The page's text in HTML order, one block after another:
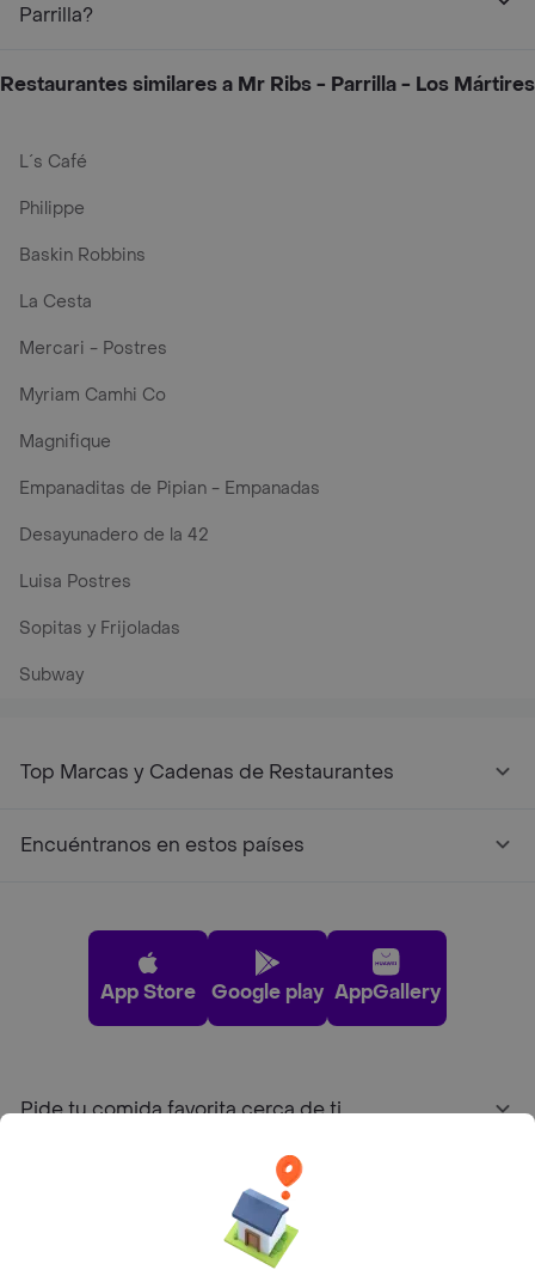
Parrilla?
Restaurantes similares a Mr Ribs - Parrilla - Los Mártires
L´s Café
Philippe
Baskin Robbins
La Cesta
Mercari - Postres
Myriam Camhi Co
Magnifique
Empanaditas de Pipian - Empanadas
Desayunadero de la 42
Luisa Postres
Sopitas y Frijoladas
Subway
Top Marcas y Cadenas de Restaurantes
Encuéntranos en estos países
App Store Google play AppGallery
Pide tu comida favorita cerca de ti